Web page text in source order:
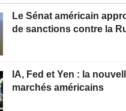
Le Sénat américain
de sanctions contre la
IA, Fed et Yen : la
marchés américains